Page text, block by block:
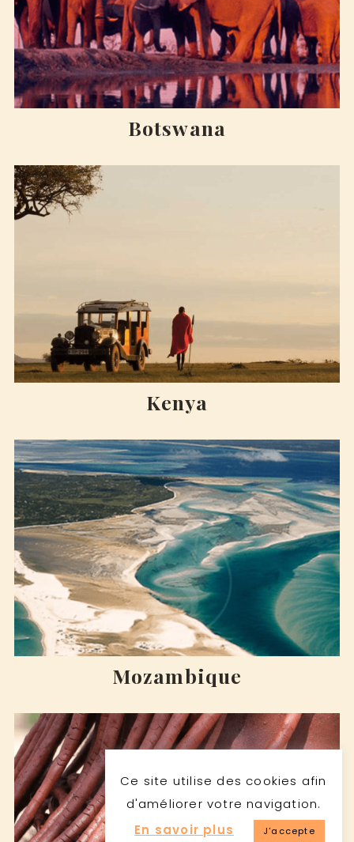
Botswana
Kenya
Mozambique
Ce site utilise des cookies afin
d'améliorer votre navigation.
En savoir plus
J'accepte